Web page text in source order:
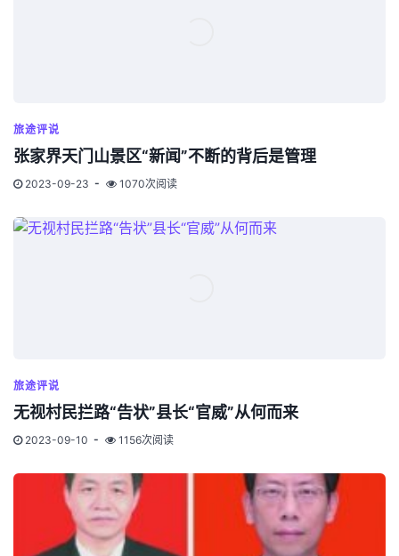
旅途评说
张家界天门山景区“新闻”不断的背后是管理
2023-09-23 1070次阅读
旅途评说
无视村民拦路“告状”县长“官威”从何而来
2023-09-10 1156次阅读